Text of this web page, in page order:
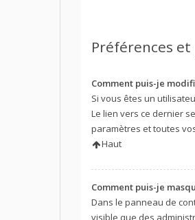
Préférences
Comment puis-je
Si vous êtes un
Le lien vers ce dernier
paramètres et toutes
Haut
Comment puis-je
Dans le panneau de
visible que des